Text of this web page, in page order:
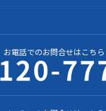
お電話でのお問合せはこちら